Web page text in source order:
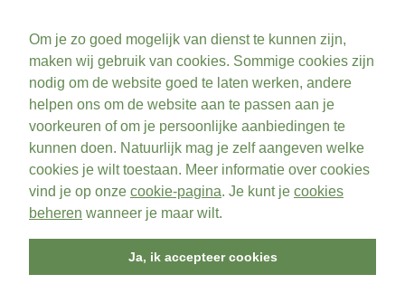
Om je zo goed mogelijk van dienst te kunnen zijn,
maken wij gebruik van cookies. Sommige cookies zijn
nodig om de website goed te laten werken, andere
helpen ons om de website aan te passen aan je
voorkeuren of om je persoonlijke aanbiedingen te
kunnen doen. Natuurlijk mag je zelf aangeven welke
cookies je wilt toestaan. Meer informatie over cookies
vind je op onze cookie-pagina. Je kunt je cookies
beheren wanneer je maar wilt.
Ja, ik accepteer cookies